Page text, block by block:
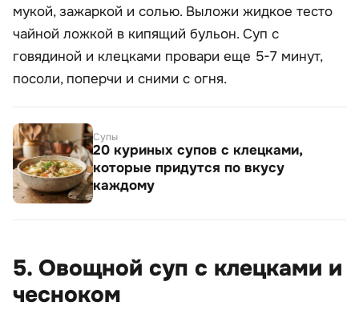
мукой, зажаркой и солью. Выложи жидкое тесто
чайной ложкой в кипящий бульон. Суп с
говядиной и клецками провари еще 5-7 минут,
посоли, поперчи и сними с огня.
Супы
20 куриных супов с клецками,
которые придутся по вкусу
каждому
5. Овощной суп с клецками и
чесноком